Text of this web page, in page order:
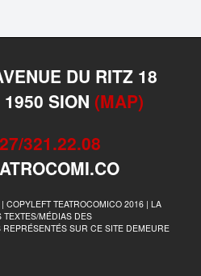
DU RITZ 18
1950 SION (MAP)
321.22.08
TEATROCOMICO 2016 | LA
TEXTES/MÉDIAS DES
SUR CE SITE DEMEURE